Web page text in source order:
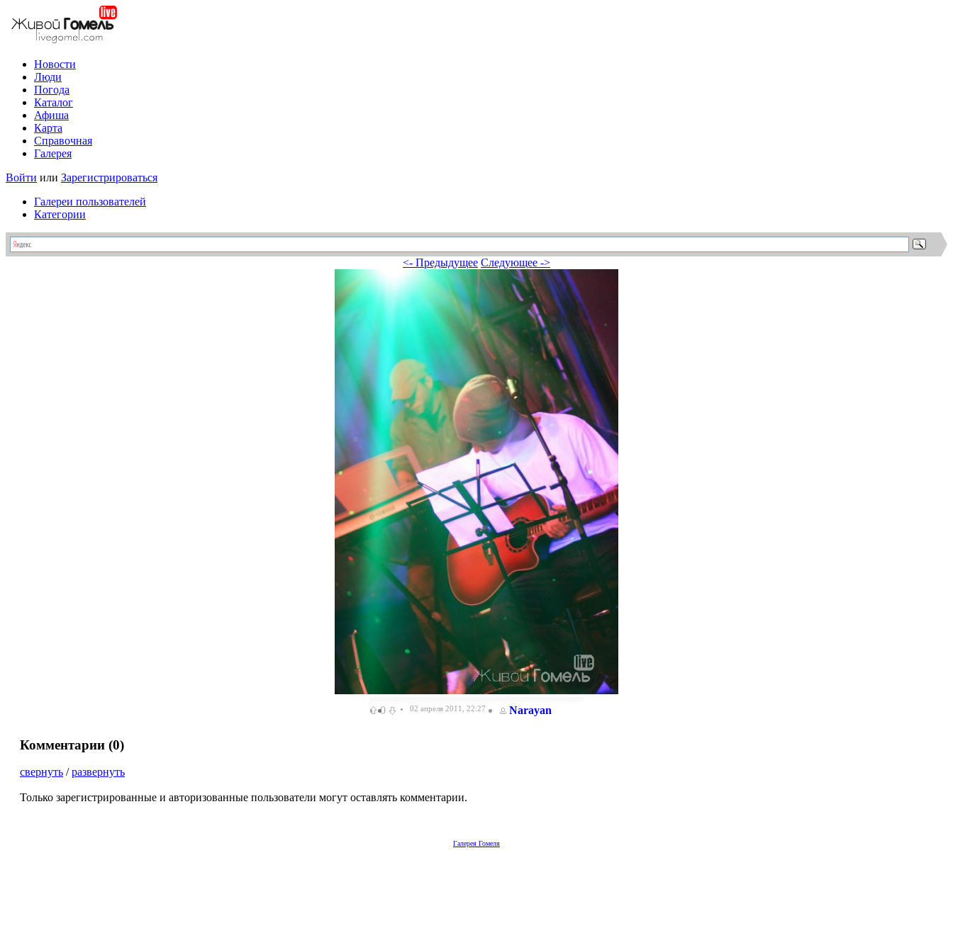
Новости
Люди
Погода
Каталог
Афиша
Карта
Справочная
Галерея
Войти или Зарегистрироваться
Галереи пользователей
Категории
<- Предыдущее Следующее ->
0 02 апреля 2011, 22:27 Narayan
Комментарии (0)
свернуть /развернуть
Только зарегистрированные и авторизованные пользователи могут оставлять комментарии.
Галерея Гомеля